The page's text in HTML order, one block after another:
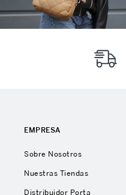
EMPRESA
Sobre Nosotros
Nuestras Tiendas
Distribuidor Porta